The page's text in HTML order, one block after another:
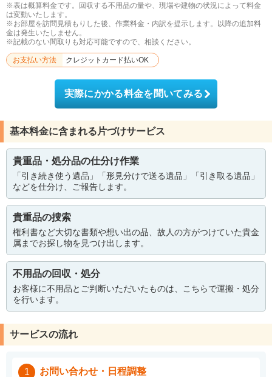
※表は概算料金です。回収する不用品の量や、現場や建物の状況によって料金
は変動いたします。
※お部屋を訪問見積もりした後、作業料金・内訳を提示します。以降の追加料
金は発生いたしません。
※記載のない間取りも対応可能ですので、相談ください。
お支払い方法 クレジットカード払いOK
実際にかかる料金を聞いてみる
基本料金に含まれる片づけサービス
貴重品・処分品の仕分け作業
「引き続き使う遺品」「形見分けで送る遺品」「引き取る遺品」
などを仕分け、ご報告します。
貴重品の捜索
権利書など大切な書類や想い出の品、故人の方がつけていた貴金
属までお探し物を見つけ出します。
不用品の回収・処分
お客様に不用品とご判断いただいたものは、こちらで運搬・処分
を行います。
サービスの流れ
1 お問い合わせ・日程調整